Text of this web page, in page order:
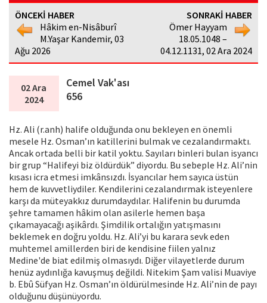
ÖNCEKİ HABER
Hâkim en-Nisâburî
M.Yaşar Kandemir, 03
Ağu 2026
SONRAKİ HABER
Ömer Hayyam
18.05.1048 –
04.12.1131, 02 Ara 2024
02 Ara
2024
Cemel Vak'ası
656
Hz. Ali (r.anh) halife olduğunda onu bekleyen en önemli
mesele Hz. Osman’ın katillerini bulmak ve cezalandırmaktı.
Ancak ortada belli bir katil yoktu. Sayıları binleri bulan isyancı
bir grup “Halifeyi biz öldürdük” diyordu. Bu sebeple Hz. Ali’nin
kısası icra etmesi imkânsızdı. İsyancılar hem sayıca üstün
hem de kuvvetliydiler. Kendilerini cezalandırmak isteyenlere
karşı da müteyakkız durumdaydılar. Halifenin bu durumda
şehre tamamen hâkim olan asilerle hemen başa
çıkamayacağı aşikârdı. Şimdilik ortalığın yatışmasını
beklemek en doğru yoldu. Hz. Ali’yi bu karara sevk eden
muhtemel amillerden biri de kendisine fiilen yalnız
Medine'de biat edilmiş olmasıydı. Diğer vilayetlerde durum
henüz aydınlığa kavuşmuş değildi. Nitekim Şam valisi Muaviye
b. Ebû Süfyan Hz. Osman’ın öldürülmesinde Hz. Ali’nin de payı
olduğunu düşünüyordu.